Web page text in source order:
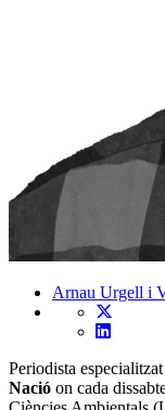
Arnau Urgell i
Periodista
Nació on cada